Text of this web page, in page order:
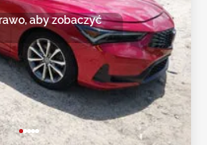
aby zobaczyć